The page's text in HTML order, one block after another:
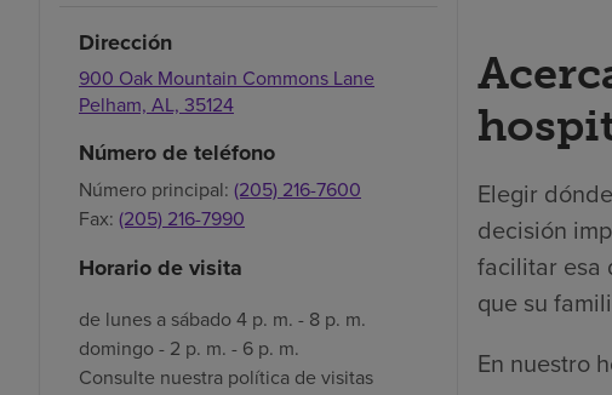
Dirección
900 Oak Mountain Commons Lane
Pelham, AL, 35124
Número de teléfono
Número principal: (205) 216-7600
Fax: (205) 216-7990
Horario de visita
de lunes a sábado 4 p. m. - 8 p. m.
domingo - 2 p. m. - 6 p. m.
Consulte nuestra política de visitas
Elegir
decisión
facilitar esa
que su
En nuestro